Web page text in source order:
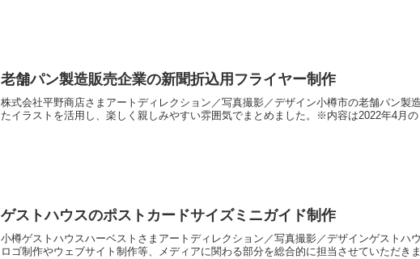
老舗パン製造販売企業の新聞折込用フライヤー制作
株式会社平野商店さまアートディレクション／写真撮影／デザイン小樽市の老舗パン
たイラストを活用し、楽しく親しみやすい雰囲気でまとめました。※内容は2022年4月
ゲストハウスのポストカードサイズミニガイド制作
小樽ゲストハウスハーベストさまアートディレクション／写真撮影／デザインゲストハ
ロゴ制作やウェブサイト制作等、メディアに関わる部分を総合的に担当させていただき